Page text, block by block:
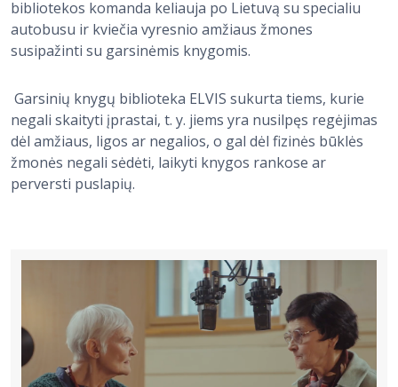
bibliotekos komanda keliauja po Lietuvą su specialiu
autobusu ir kviečia vyresnio amžiaus žmones
susipažinti su garsinėmis knygomis.
Garsinių knygų biblioteka ELVIS sukurta tiems, kurie
negali skaityti įprastai, t. y. jiems yra nusilpęs regėjimas
dėl amžiaus, ligos ar negalios, o gal dėl fizinės būklės
žmonės negali sėdėti, laikyti knygos rankose ar
perversti puslapių.